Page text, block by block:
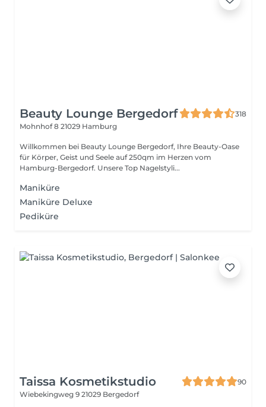
Beauty Lounge Bergedorf
318
Mohnhof 8 21029 Hamburg
Willkommen bei Beauty Lounge Bergedorf, Ihre Beauty-Oase
für Körper, Geist und Seele auf 250qm im Herzen vom
Hamburg-Bergedorf. Unsere Top Nagelstyli...
Maniküre
Maniküre Deluxe
Pediküre
Taissa Kosmetikstudio
90
Wiebekingweg 9 21029 Bergedorf